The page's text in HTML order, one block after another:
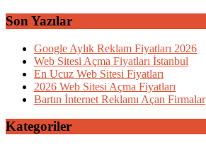
Son Yazılar
Google Aylık Reklam Fiyatları 2026
Web Sitesi Açma Fiyatları İstanbul
En Ucuz Web Sitesi Fiyatları
2026 Web Sitesi Açma Fiyatları
Bartın İnternet Reklamı Açan Firmalar
Kategoriler